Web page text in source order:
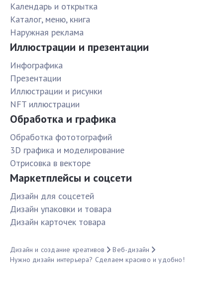
Календарь и открытка
Каталог, меню, книга
Наружная реклама
Иллюстрации и презентации
Инфографика
Презентации
Иллюстрации и рисунки
NFT иллюстрации
Обработка и графика
Обработка фототографий
3D графика и моделирование
Отрисовка в векторе
Маркетплейсы и соцсети
Дизайн для соцсетей
Дизайн упаковки и товара
Дизайн карточек товара
Дизайн и создание креативов
Веб-дизайн
Нужно дизайн интерьера? Сделаем красиво и удобно!